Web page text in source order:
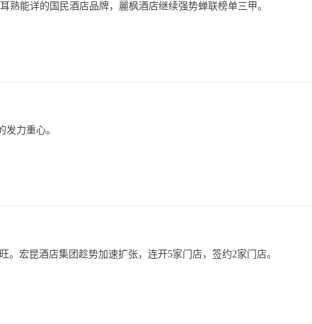
能详的国民酒店品牌，麗枫酒店继续强势蝉联榜单三甲。
力重心。
宏昆酒店集团趁势加速扩张，连开5家门店，签约2家门店。